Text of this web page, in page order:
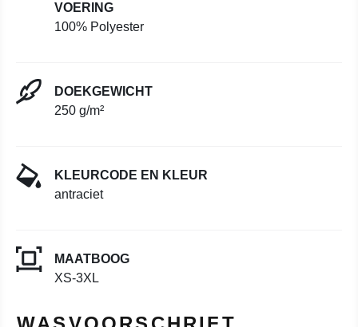
VOERING
100% Polyester
DOEKGEWICHT
250 g/m²
KLEURCODE EN KLEUR
antraciet
MAATBOOG
XS-3XL